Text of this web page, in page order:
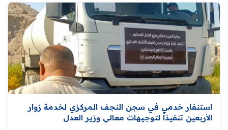
استنفار خدمي في سجن النجف المركزي لخدمة زوار
الأربعين تنفيذاً لتوجيهات معالي وزير العدل